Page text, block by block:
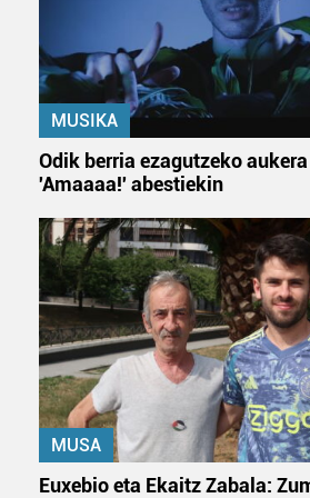
MUSIKA
Odik berria ezagutzeko
'Amaaaa!' abestiekin
MUSA
Euxebio eta Ekaitz Zabala: